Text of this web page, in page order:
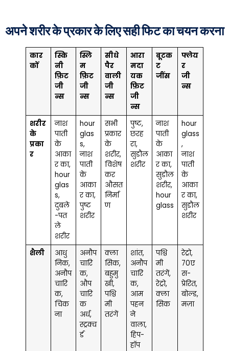
अपने शरीर के प्रकार के लिए सही फिट का चयन करना
कार
कों
स्कि
नी
फ़िट
जी
न्स
स्लि
म
फ़िट
जी
न्स
सीधे
पैर
वाली
जी
न्स
आरा
मदा
यक
फ़िट
जी
न्स
बूटक
ट
जींस
फ्लेय
र
जी
न्स
शरीर
के
प्रका
र
नाश
पाती
के
आका
र का,
hour
glas
s,
दुबले
-पत
ले
शरीर
hour
glas
s,
नाश
पाती
के
आका
र का,
पुष्ट
शरीर
सभी
प्रकार
के
शरीर,
विशेष
कर
औसत
निर्मा
ण
पुष्ट,
छरह
रा,
सुडौल
शरीर
नाश
पाती
के
आका
र का,
सुडौल
शरीर,
hour
glass
hour
glass
,
नाश
पाती
के
आका
र का,
सुडौल
शरीर
शैली
आधु
निक,
अनौप
चारि
क,
चिक
ना
अनौप
चारि
क,
औप
चारि
क
अर्ध,
स्ट्रक्च
र्ड
क्ला
सिक,
बहुमु
खी,
पश्चि
मी
तरंगें
शांत,
अनौप
चारि
क,
आम
पहन
ने
वाला,
हिप-
हॉप
पश्चि
मी
तरंगें,
रेट्रो,
क्ला
सिक
रेट्रो,
70ए
स-
प्रेरित,
बोल्ड,
मज़ा